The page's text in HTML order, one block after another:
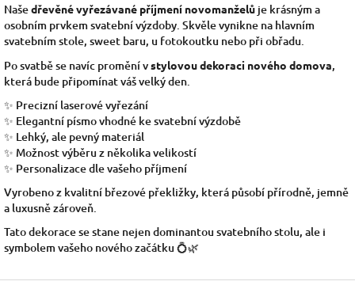
Našedřevěné vyřezávané příjmení novomanželů je krásným a
osobním prvkem svatební výzdoby. Skvěle vynikne na hlavním
svatebním stole, sweet baru, u fotokoutku nebo při obřadu.
Po svatbě se navíc promění vstylovou dekoraci nového domova,
která bude připomínat váš velký den.
✨ Precizní laserové vyřezání
✨ Elegantní písmo vhodné ke svatební výzdobě
✨ Lehký, ale pevný materiál
✨ Možnost výběru z několika velikostí
✨ Personalizace dle vašeho příjmení
Vyrobeno z kvalitní březové překližky, která působí přírodně, jemně
a luxusně zároveň.
Tato dekorace se stane nejen dominantou svatebního stolu, ale i
symbolem vašeho nového začátku 💍🌿